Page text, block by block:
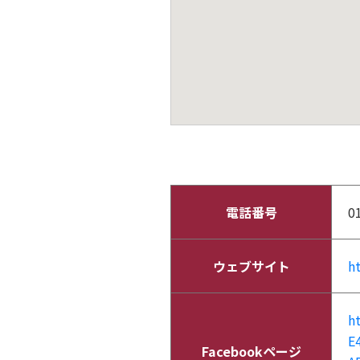
電話番号
ウェブサイト
Facebookページ